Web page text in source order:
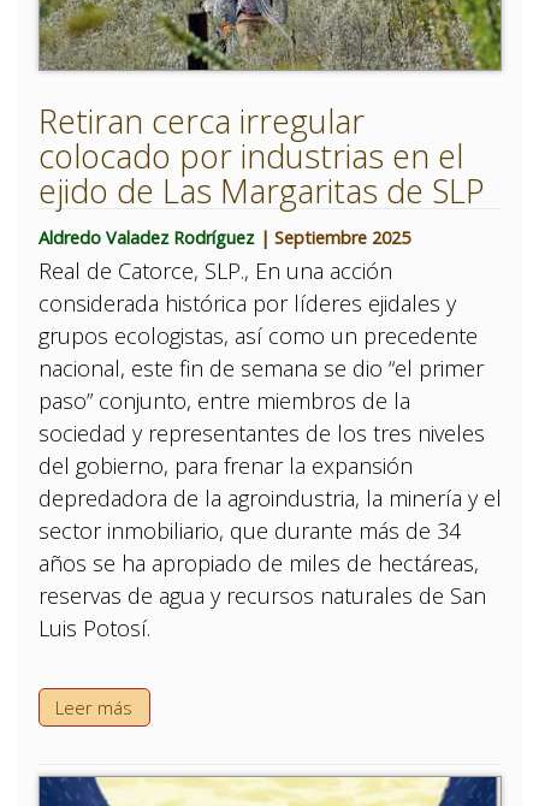
Retiran cerca irregular
colocado por industrias en el
ejido de Las Margaritas de SLP
Aldredo Valadez Rodríguez | Septiembre 2025
Real de Catorce, SLP., En una acción
considerada histórica por líderes ejidales y
grupos ecologistas, así como un precedente
nacional, este fin de semana se dio “el primer
paso” conjunto, entre miembros de la
sociedad y representantes de los tres niveles
del gobierno, para frenar la expansión
depredadora de la agroindustria, la minería y el
sector inmobiliario, que durante más de 34
años se ha apropiado de miles de hectáreas,
reservas de agua y recursos naturales de San
Luis Potosí.
Leer más